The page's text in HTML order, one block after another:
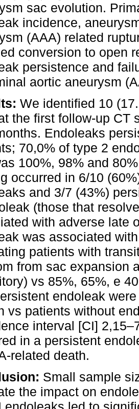
sac evolution.
incidence,
(AAA) related
conversion to open
persistence and
aortic aneurysm
We identified 10
the first follow-up CT
Endoleaks
70,0% of type 2
100%, 98% and
occurred in 6/10
and 3/7 (43%)
(those that
with adverse late
was associated
patients with
from sac expansion
vs 85%, 65%, e
endoleak
vs patients without
interval [CI]
in a persistent
related death.
Small sample
the impact on